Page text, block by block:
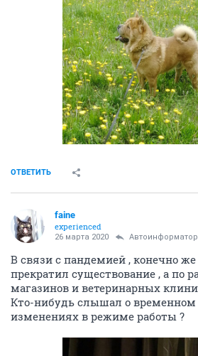
ОТВЕТИТЬ
faine
experienced
26 марта 2020 Автоинформатор
В связи с пандемией , конечно
прекратил существование , а по
магазинов и ветеринарных
Кто-нибудь слышал о временном
изменениях в режиме работы ?